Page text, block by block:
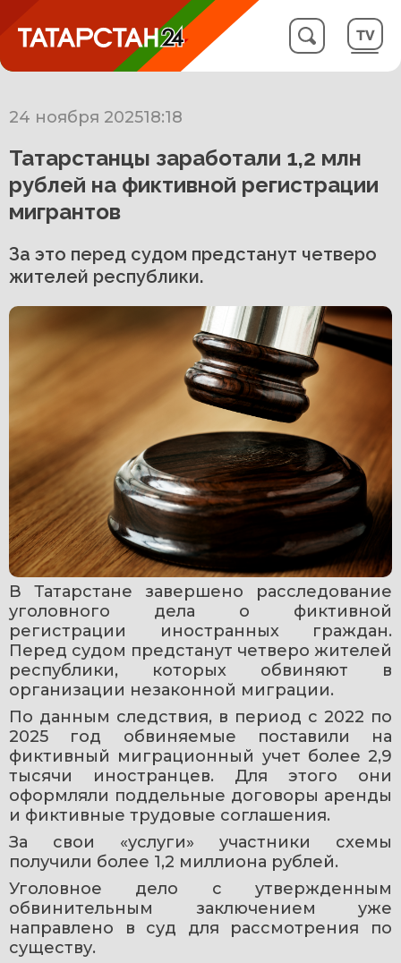
24 ноября 202518:18
Татарстанцы заработали 1,2 млн
рублей на фиктивной регистрации
мигрантов
За это перед судом предстанут четверо
жителей республики.
В Татарстане завершено расследование
уголовного дела о фиктивной
регистрации иностранных граждан.
Перед судом предстанут четверо жителей
республики, которых обвиняют в
организации незаконной миграции.
По данным следствия, в период с 2022 по
2025 год обвиняемые поставили на
фиктивный миграционный учет более 2,9
тысячи иностранцев. Для этого они
оформляли поддельные договоры аренды
и фиктивные трудовые соглашения.
За свои «услуги» участники схемы
получили более 1,2 миллиона рублей.
Уголовное дело с утвержденным
обвинительным заключением уже
направлено в суд для рассмотрения по
существу.